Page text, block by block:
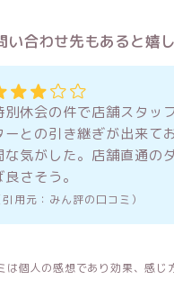
い合わせ先もあると嬉
別休会の件で店舗スタッ
ーとの引き継ぎが出来て
な気がした。店舗直通の
良さそう。
引用元：みん評の口コミ）
は個人の感想であり効果、感じ